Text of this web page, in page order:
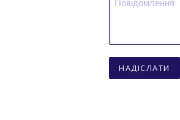
НАДІСЛАТИ